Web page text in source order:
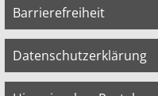
Barrierefreiheit
Datenschutzerklärung